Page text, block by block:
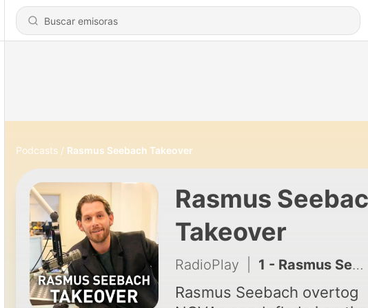
Podcasts Rasmus Seebach Takeover
Rasmus
Takeover
RadioPlay 1 - Rasmus Seebach Takeover
Rasmus Seebach overtog